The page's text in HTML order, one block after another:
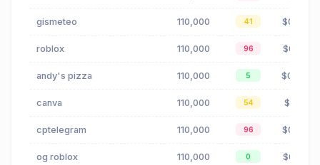
gismeteo 110,000 41 $0.00
roblox 110,000 96 $0.01
andy's pizza 110,000 5 $0.04
canva 110,000 54 $1.81
cptelegram 110,000 96 $0.79
og roblox 110,000 0 $0.01